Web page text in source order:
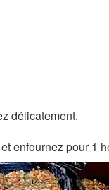
délicatement.
enfournez pour 1